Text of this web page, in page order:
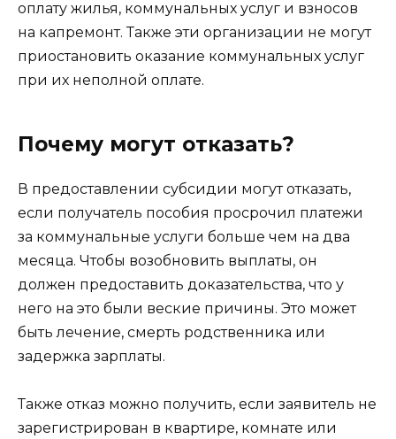
оплату жилья, коммунальных услуг и взносов
на капремонт. Также эти организации не могут
приостановить оказание коммунальных услуг
при их неполной оплате.
Почему могут отказать?
В предоставлении субсидии могут отказать,
если получатель пособия просрочил платежи
за коммунальные услуги больше чем на два
месяца. Чтобы возобновить выплаты, он
должен предоставить доказательства, что у
него на это были веские причины. Это может
быть лечение, смерть родственника или
задержка зарплаты.
Также отказ можно получить, если заявитель не
зарегистрирован в квартире, комнате или